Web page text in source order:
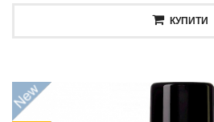
КУПИТИ